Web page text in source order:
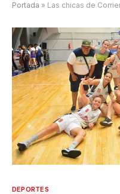
Portada » Las chicas de Corrientes
DEPORTES